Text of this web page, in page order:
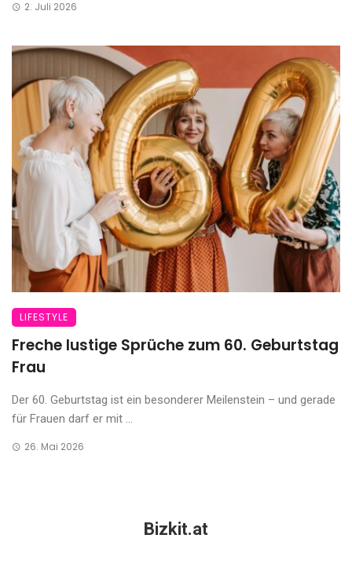
2. Juli 2026
LIFESTYLE
Freche lustige Sprüche zum 60. Geburtstag
Frau
Der 60. Geburtstag ist ein besonderer Meilenstein – und gerade
für Frauen darf er mit ...
26. Mai 2026
Bizkit.at